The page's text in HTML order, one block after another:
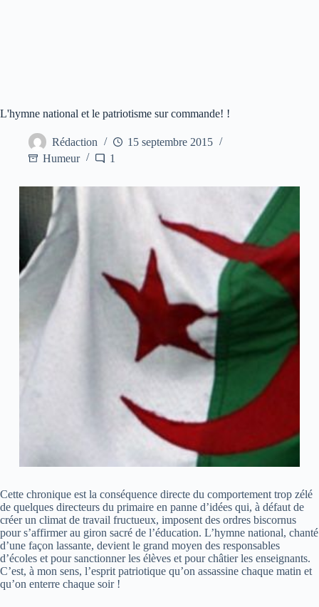
L'hymne national et le patriotisme sur commande! !
Rédaction
15 septembre 2015
Humeur
1
Cette chronique est la conséquence directe du comportement trop zélé
de quelques directeurs du primaire en panne d’idées qui, à défaut de
créer un climat de travail fructueux, imposent des ordres biscornus
pour s’affirmer au giron sacré de l’éducation. L’hymne national, chanté
d’une façon lassante, devient le grand moyen des responsables
d’écoles et pour sanctionner les élèves et pour châtier les enseignants.
C’est, à mon sens, l’esprit patriotique qu’on assassine chaque matin et
qu’on enterre chaque soir !